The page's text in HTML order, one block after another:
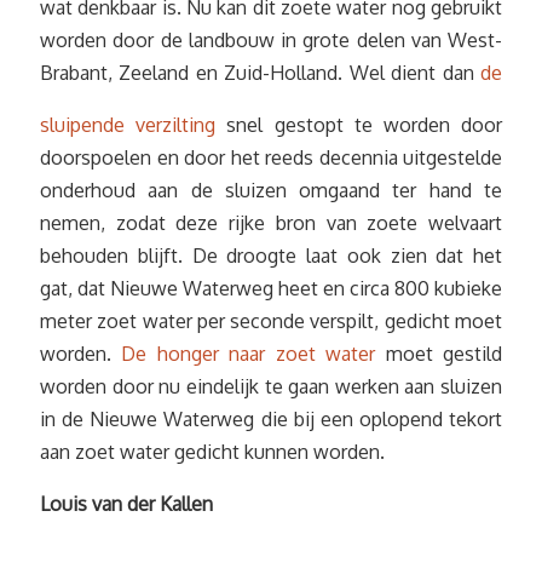
wat denkbaar is. Nu kan dit zoete water nog gebruikt
worden door de landbouw in grote delen van West-
Brabant, Zeeland en Zuid-Holland. Wel dient dande
sluipende verzilting snel gestopt te worden door
doorspoelen en door het reeds decennia uitgestelde
onderhoud aan de sluizen omgaand ter hand te
nemen, zodat deze rijke bron van zoete welvaart
behouden blijft. De droogte laat ook zien dat het
gat, dat Nieuwe Waterweg heet en circa 800 kubieke
meter zoet water per seconde verspilt, gedicht moet
worden. De honger naar zoet watermoet gestild
worden door nu eindelijk te gaan werken aan sluizen
in de Nieuwe Waterweg die bij een oplopend tekort
aan zoet water gedicht kunnen worden.
Louis van der Kallen